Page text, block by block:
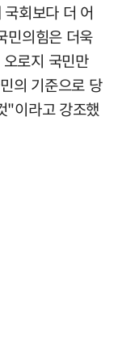
회보다 더 어
민의힘은 더욱
로지 국민만
의 기준으로 당
"이라고 강조했